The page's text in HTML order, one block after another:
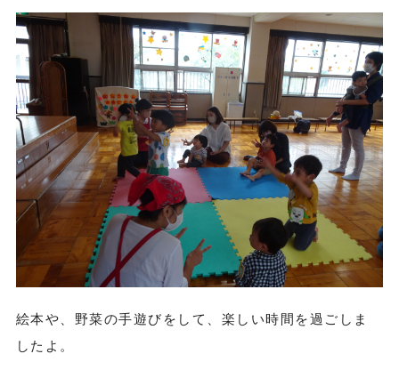
絵本や、野菜の手遊びをして、楽しい時間を過ごしま
したよ。